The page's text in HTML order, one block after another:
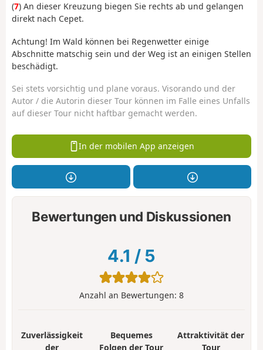
(7) An dieser Kreuzung biegen Sie rechts ab und gelangen
direkt nach Cepet.
Achtung! Im Wald können bei Regenwetter einige
Abschnitte matschig sein und der Weg ist an einigen Stellen
beschädigt.
Sei stets vorsichtig und plane voraus. Visorando und der
Autor / die Autorin dieser Tour können im Falle eines Unfalls
auf dieser Tour nicht haftbar gemacht werden.
In der mobilen App anzeigen
Bewertungen und Diskussionen
4.1 / 5
Anzahl an Bewertungen: 8
Zuverlässigkeit
der
Bequemes
Folgen der Tour
Attraktivität der
Tour